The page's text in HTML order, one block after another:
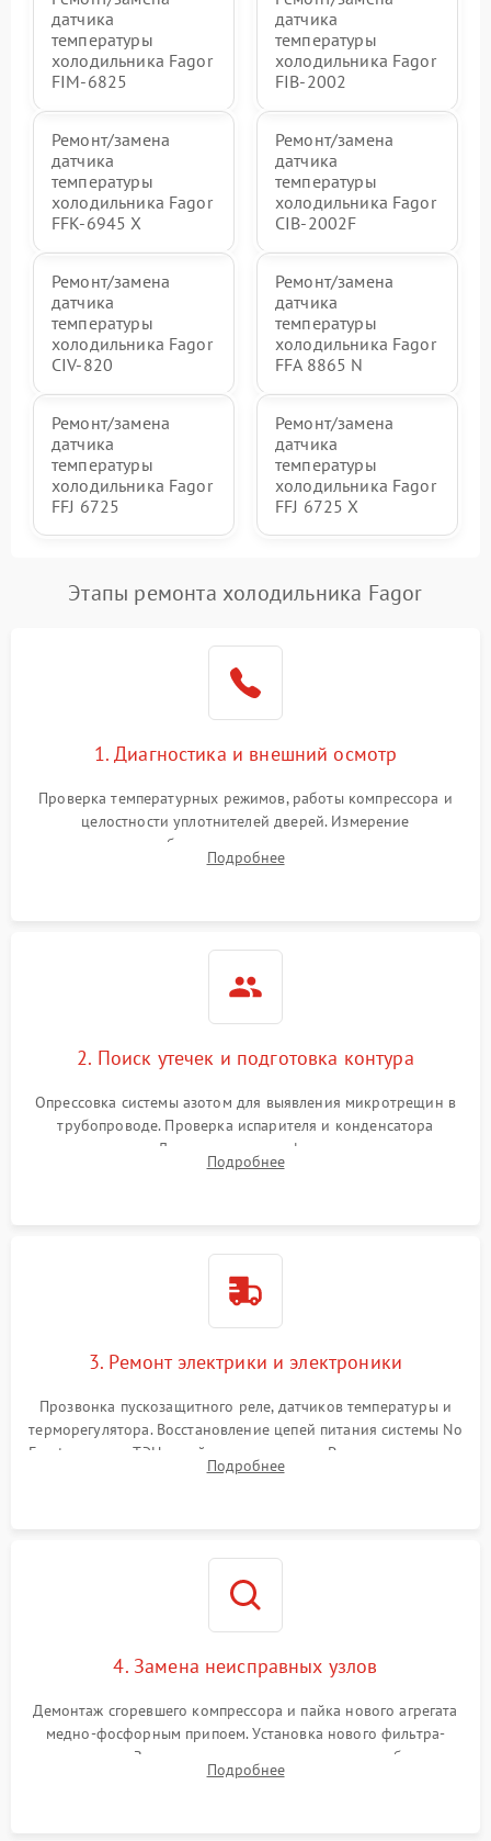
датчика
температуры
холодильника Fagor
FIM-6825
датчика
температуры
холодильника Fagor
FIB-2002
Ремонт/замена
датчика
температуры
холодильника Fagor
FFK-6945 X
Ремонт/замена
датчика
температуры
холодильника Fagor
CIB-2002F
Ремонт/замена
датчика
температуры
холодильника Fagor
CIV-820
Ремонт/замена
датчика
температуры
холодильника Fagor
FFA 8865 N
Ремонт/замена
датчика
температуры
холодильника Fagor
FFJ 6725
Ремонт/замена
датчика
температуры
холодильника Fagor
FFJ 6725 X
Этапы ремонта холодильника Fagor
1. Диагностика и внешний осмотр
Проверка температурных режимов, работы компрессора и
целостности уплотнителей дверей. Измерение
сопротивления обмоток мотора, проверка термостата и
считывание кодов ошибок с электронного дисплея.
Подробнее
2. Поиск утечек и подготовка контура
Опрессовка системы азотом для выявления микротрещин в
трубопроводе. Проверка испарителя и конденсатора
течеискателем. Демонтаж старого фильтра-осушителя и
продувка капиллярной трубки для устранения засоров.
Подробнее
3. Ремонт электрики и электроники
Прозвонка пускозащитного реле, датчиков температуры и
терморегулятора. Восстановление цепей питания системы No
Frost, включая ТЭН оттайки и вентилятор. Ремонт или замена
платы управления при сбоях алгоритмов.
Подробнее
4. Замена неисправных узлов
Демонтаж сгоревшего компрессора и пайка нового агрегата
медно-фосфорным припоем. Установка нового фильтра-
осушителя. Замена изношенных вентиляторов обдува,
сломанных заслонок или поврежденных дверных петель.
Подробнее